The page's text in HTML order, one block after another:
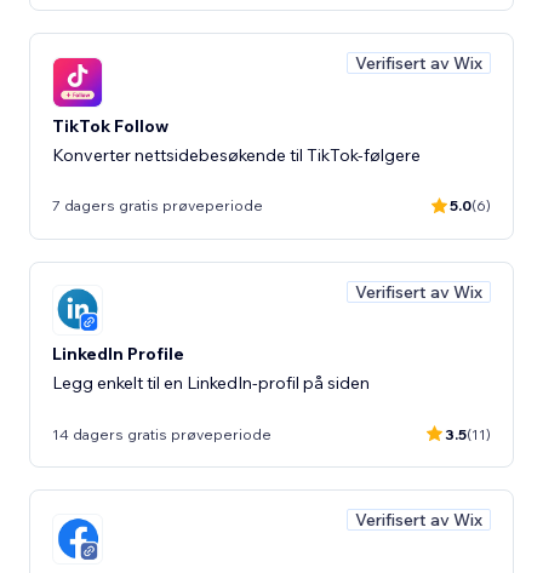
Verifisert av Wix
TikTok Follow
Konverter nettsidebesøkende til TikTok-følgere
7 dagers gratis prøveperiode 5.0(6)
Verifisert av Wix
LinkedIn Profile
Legg enkelt til en LinkedIn-profil på siden
14 dagers gratis prøveperiode 3.5(11)
Verifisert av Wix